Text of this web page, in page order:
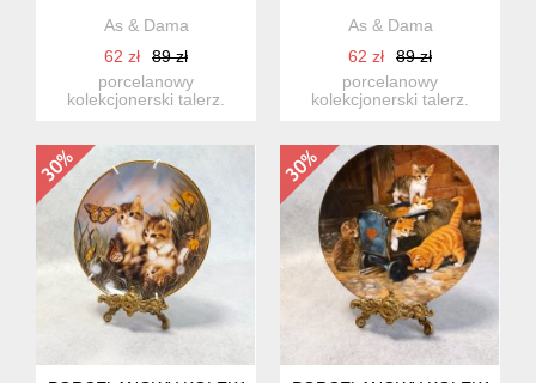
As & Dama
62 zł
89 zł
porcelanowy
kolekcjonerski talerz.
As & Dama
62 zł
89 zł
porcelanowy
kolekcjonerski talerz.